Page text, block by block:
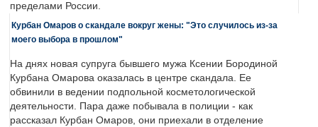
пределами России.
Курбан Омаров о скандале вокруг жены: "Это случилось из-за
моего выбора в прошлом"
На днях новая супруга бывшего мужа Ксении Бородиной
Курбана Омарова оказалась в центре скандала. Ее
обвинили в ведении подпольной косметологической
деятельности. Пара даже побывала в полиции - как
рассказал Курбан Омаров, они приехали в отделение